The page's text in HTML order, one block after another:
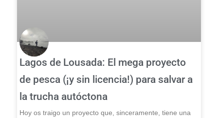
Lagos de Lousada: El mega proyecto
de pesca (¡y sin licencia!) para salvar a
la trucha autóctona
Hoy os traigo un proyecto que, sinceramente, tiene una